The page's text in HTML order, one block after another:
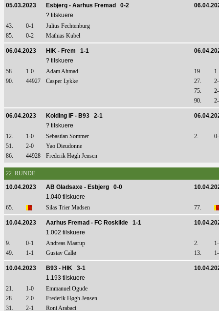
05.03.2023
Esbjerg - Aarhus Fremad 0-2
? tilskuere
43.
0-1
Julius Fechtenburg
85.
0-2 Mathias Kubel
06.04.2023 HIK - Frem 1-1
? tilskuere
58.
1-0 Adam Ahmad 19.
90.
44927 Casper Lykke 27.
75.
90.
06.04.2023 Kolding IF - B93 2-1
? tilskuere
12.
1-0 Sebastian Sommer 2.
51.
2-0
Yao Dieudonne
86.
44928 Frederik Høgh Jensen
22. RUNDE
10.04.2023
AB Gladsaxe - Esbjerg 0-0
1.040 tilskuere
65.
Silas Trier Madsen 77.
10.04.2023 Aarhus Fremad - FC Roskilde 1-1
1.002 tilskuere
9.
0-1 Andreas Maarup 2.
49.
1-1 Gustav Callø 13.
10.04.2023 B93 - HIK 3-1
1.193 tilskuere
21.
1-0
Emmanuel Ogude
28.
2-0
Frederik Høgh Jensen
31.
2-1
Roni Arabaci